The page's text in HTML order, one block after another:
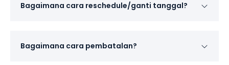
Bagaimana cara reschedule/ganti tanggal?
Bagaimana cara pembatalan?